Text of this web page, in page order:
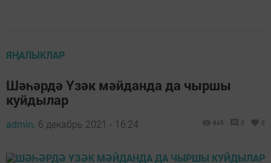
ЯҢАЛЫКЛАР
Шәһәрдә Үзәк мәйданда да чыршы
куйдылар
admin, 6 декабрь 2021 - 16:24 945 0 0